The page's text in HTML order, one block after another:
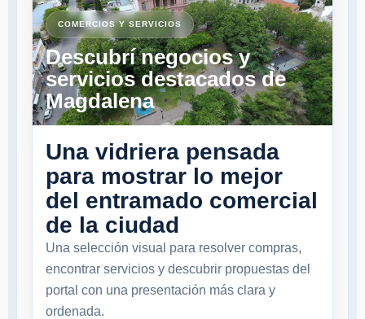
COMERCIOS Y SERVICIOS
Descubrí negocios y
servicios destacados de
Magdalena
Una vidriera pensada
para mostrar lo mejor
del entramado comercial
de la ciudad
Una selección visual para resolver compras,
encontrar servicios y descubrir propuestas del
portal con una presentación más clara y
ordenada.